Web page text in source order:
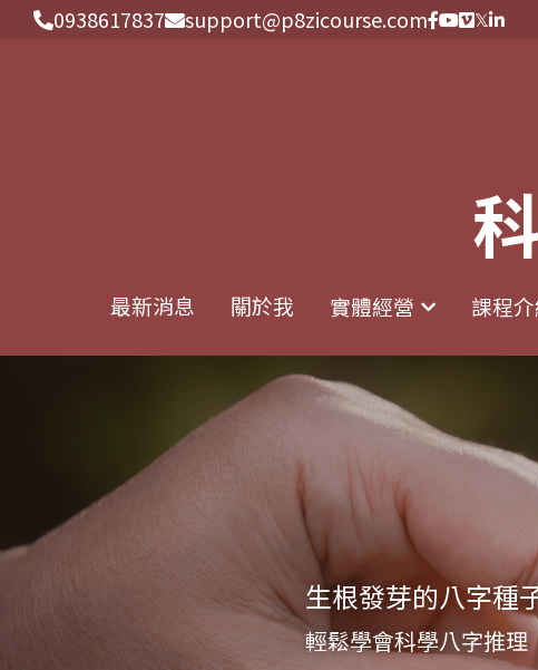
0938617837 support@p8zicourse.com
最新消息 關於我 實體經營 課程
0938617837 support@p8zicourse.com
最新消息 關於我 實體經營 課程
生根發芽的八字種
輕鬆學會科學八字推理